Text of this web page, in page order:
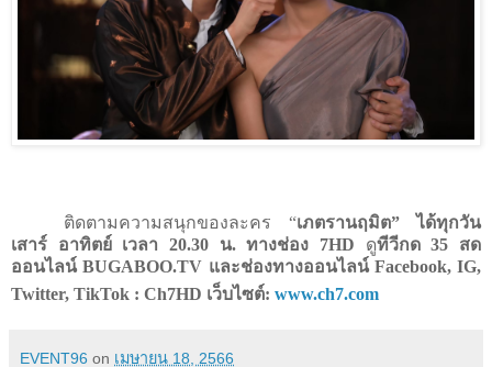
ติดตามความสนุกของละคร “เภตรานฤมิต”
ได้ทุกวัน
เสาร์ อาทิตย์ เวลา 20.30 น. ทางช่อง 7HD ดูทีวีกด35
สด
ออนไลน์BUGABOO.TV และช่องทางออนไลน์ Facebook, IG,
Twitter, TikTok : Ch7HD เว็บไซต์: www.ch7.com
EVENT96 on เมษายน 18, 2566